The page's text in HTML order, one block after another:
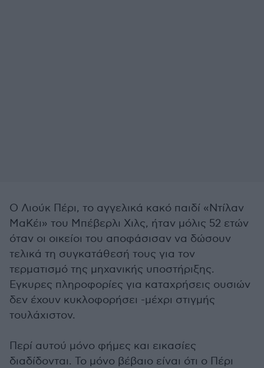
Ο Λιούκ Πέρι, το αγγελικά κακό παιδί «Ντίλαν
ΜαΚέι» του Μπέβερλι Χιλς, ήταν μόλις 52 ετών
όταν οι οικείοι του αποφάσισαν να δώσουν
τελικά τη συγκατάθεσή τους για τον
τερματισμό της μηχανικής υποστήριξης.
Εγκυρες πληροφορίες για καταχρήσεις ουσιών
δεν έχουν κυκλοφορήσει -μέχρι στιγμής
τουλάχιστον.
Περί αυτού μόνο φήμες και εικασίες
διαδίδονται. Το μόνο βέβαιο είναι ότι ο Πέρι